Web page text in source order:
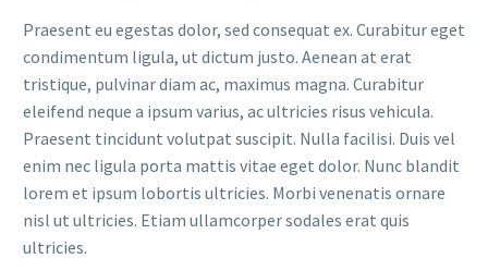
Praesent eu egestas dolor, sed consequat ex. Curabitur eget
condimentum ligula, ut dictum justo. Aenean at erat
tristique, pulvinar diam ac, maximus magna. Curabitur
eleifend neque a ipsum varius, ac ultricies risus vehicula.
Praesent tincidunt volutpat suscipit. Nulla facilisi. Duis vel
enim nec ligula porta mattis vitae eget dolor. Nunc blandit
lorem et ipsum lobortis ultricies. Morbi venenatis ornare
nisl ut ultricies. Etiam ullamcorper sodales erat quis
ultricies.